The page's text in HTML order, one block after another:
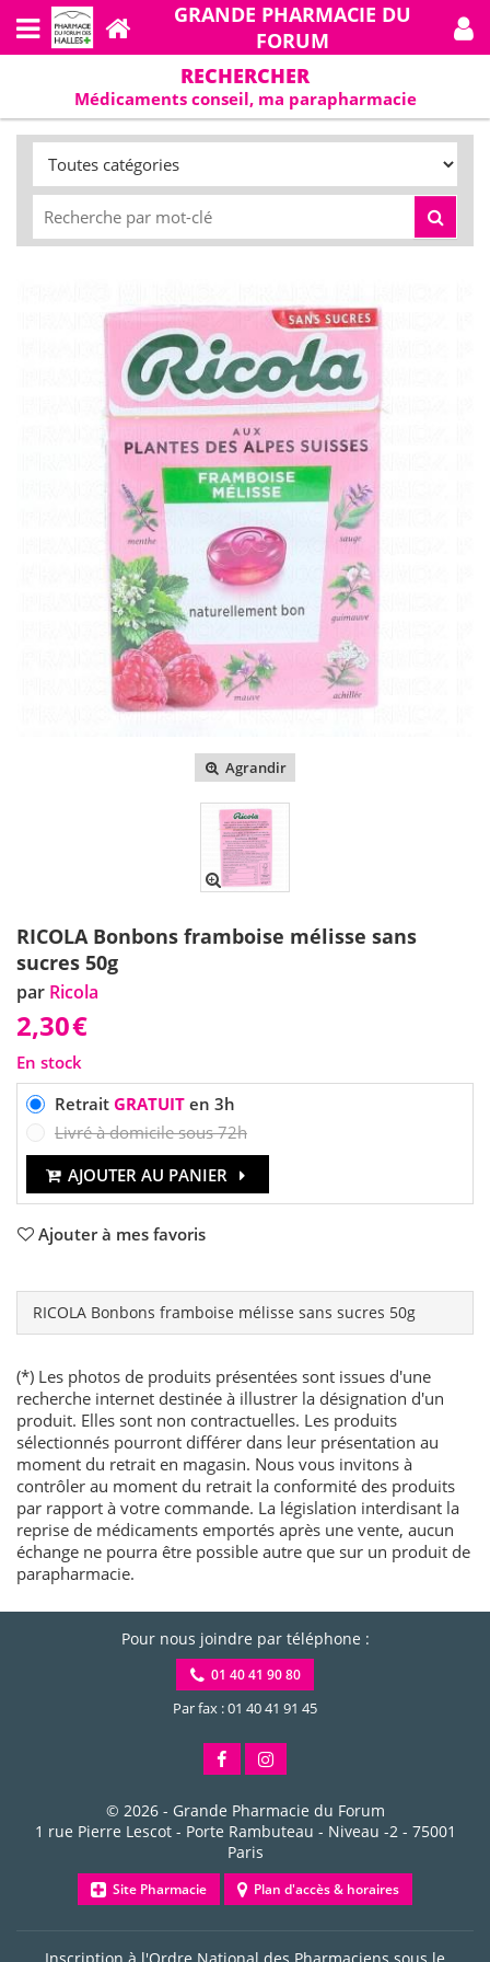
GRANDE PHARMACIE DU
FORUM
RECHERCHER
Médicaments conseil, ma parapharmacie
Agrandir
RICOLA Bonbons framboise mélisse sans
sucres 50g
par Ricola
2,30€
En stock
Retrait GRATUITen 3h
Livré à domicile sous 72h
AJOUTER AU PANIER
Ajouter à mes favoris
RICOLA Bonbons framboise mélisse sans sucres 50g
(*) Les photos de produits présentées sont issues d'une
recherche internet destinée à illustrer la désignation d'un
produit. Elles sont non contractuelles. Les produits
sélectionnés pourront différer dans leur présentation au
moment du retrait en magasin. Nous vous invitons à
contrôler au moment du retrait la conformité des produits
par rapport à votre commande. La législation interdisant la
reprise de médicaments emportés après une vente, aucun
échange ne pourra être possible autre que sur un produit de
parapharmacie.
Pour nous joindre par téléphone :
01 40 41 90 80
Par fax : 01 40 41 91 45
© 2026 - Grande Pharmacie du Forum
1 rue Pierre Lescot - Porte Rambuteau - Niveau -2- 75001
Paris
Site Pharmacie Plan d'accès & horaires